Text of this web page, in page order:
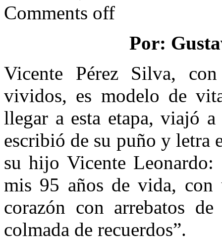
Comments off
Por:
Vicente Pérez Silva,
vividos, es modelo de
llegar a esta etapa, viajó
escribió de su puño y letra
su hijo Vicente
mis 95 años de vida,
corazón con arrebatos
colmada de recuerdos”.